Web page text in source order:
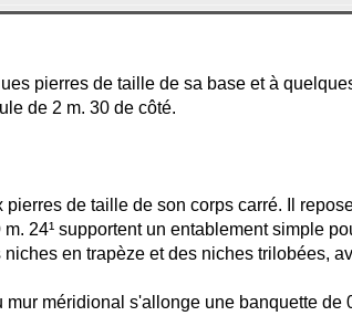
pierres de taille de sa base et à
de 2 m. 30 de côté.
de taille de son corps carré. Il
24¹ supportent un entablement simple
en trapèze et des niches trilobées,
méridional s'allonge une banquette